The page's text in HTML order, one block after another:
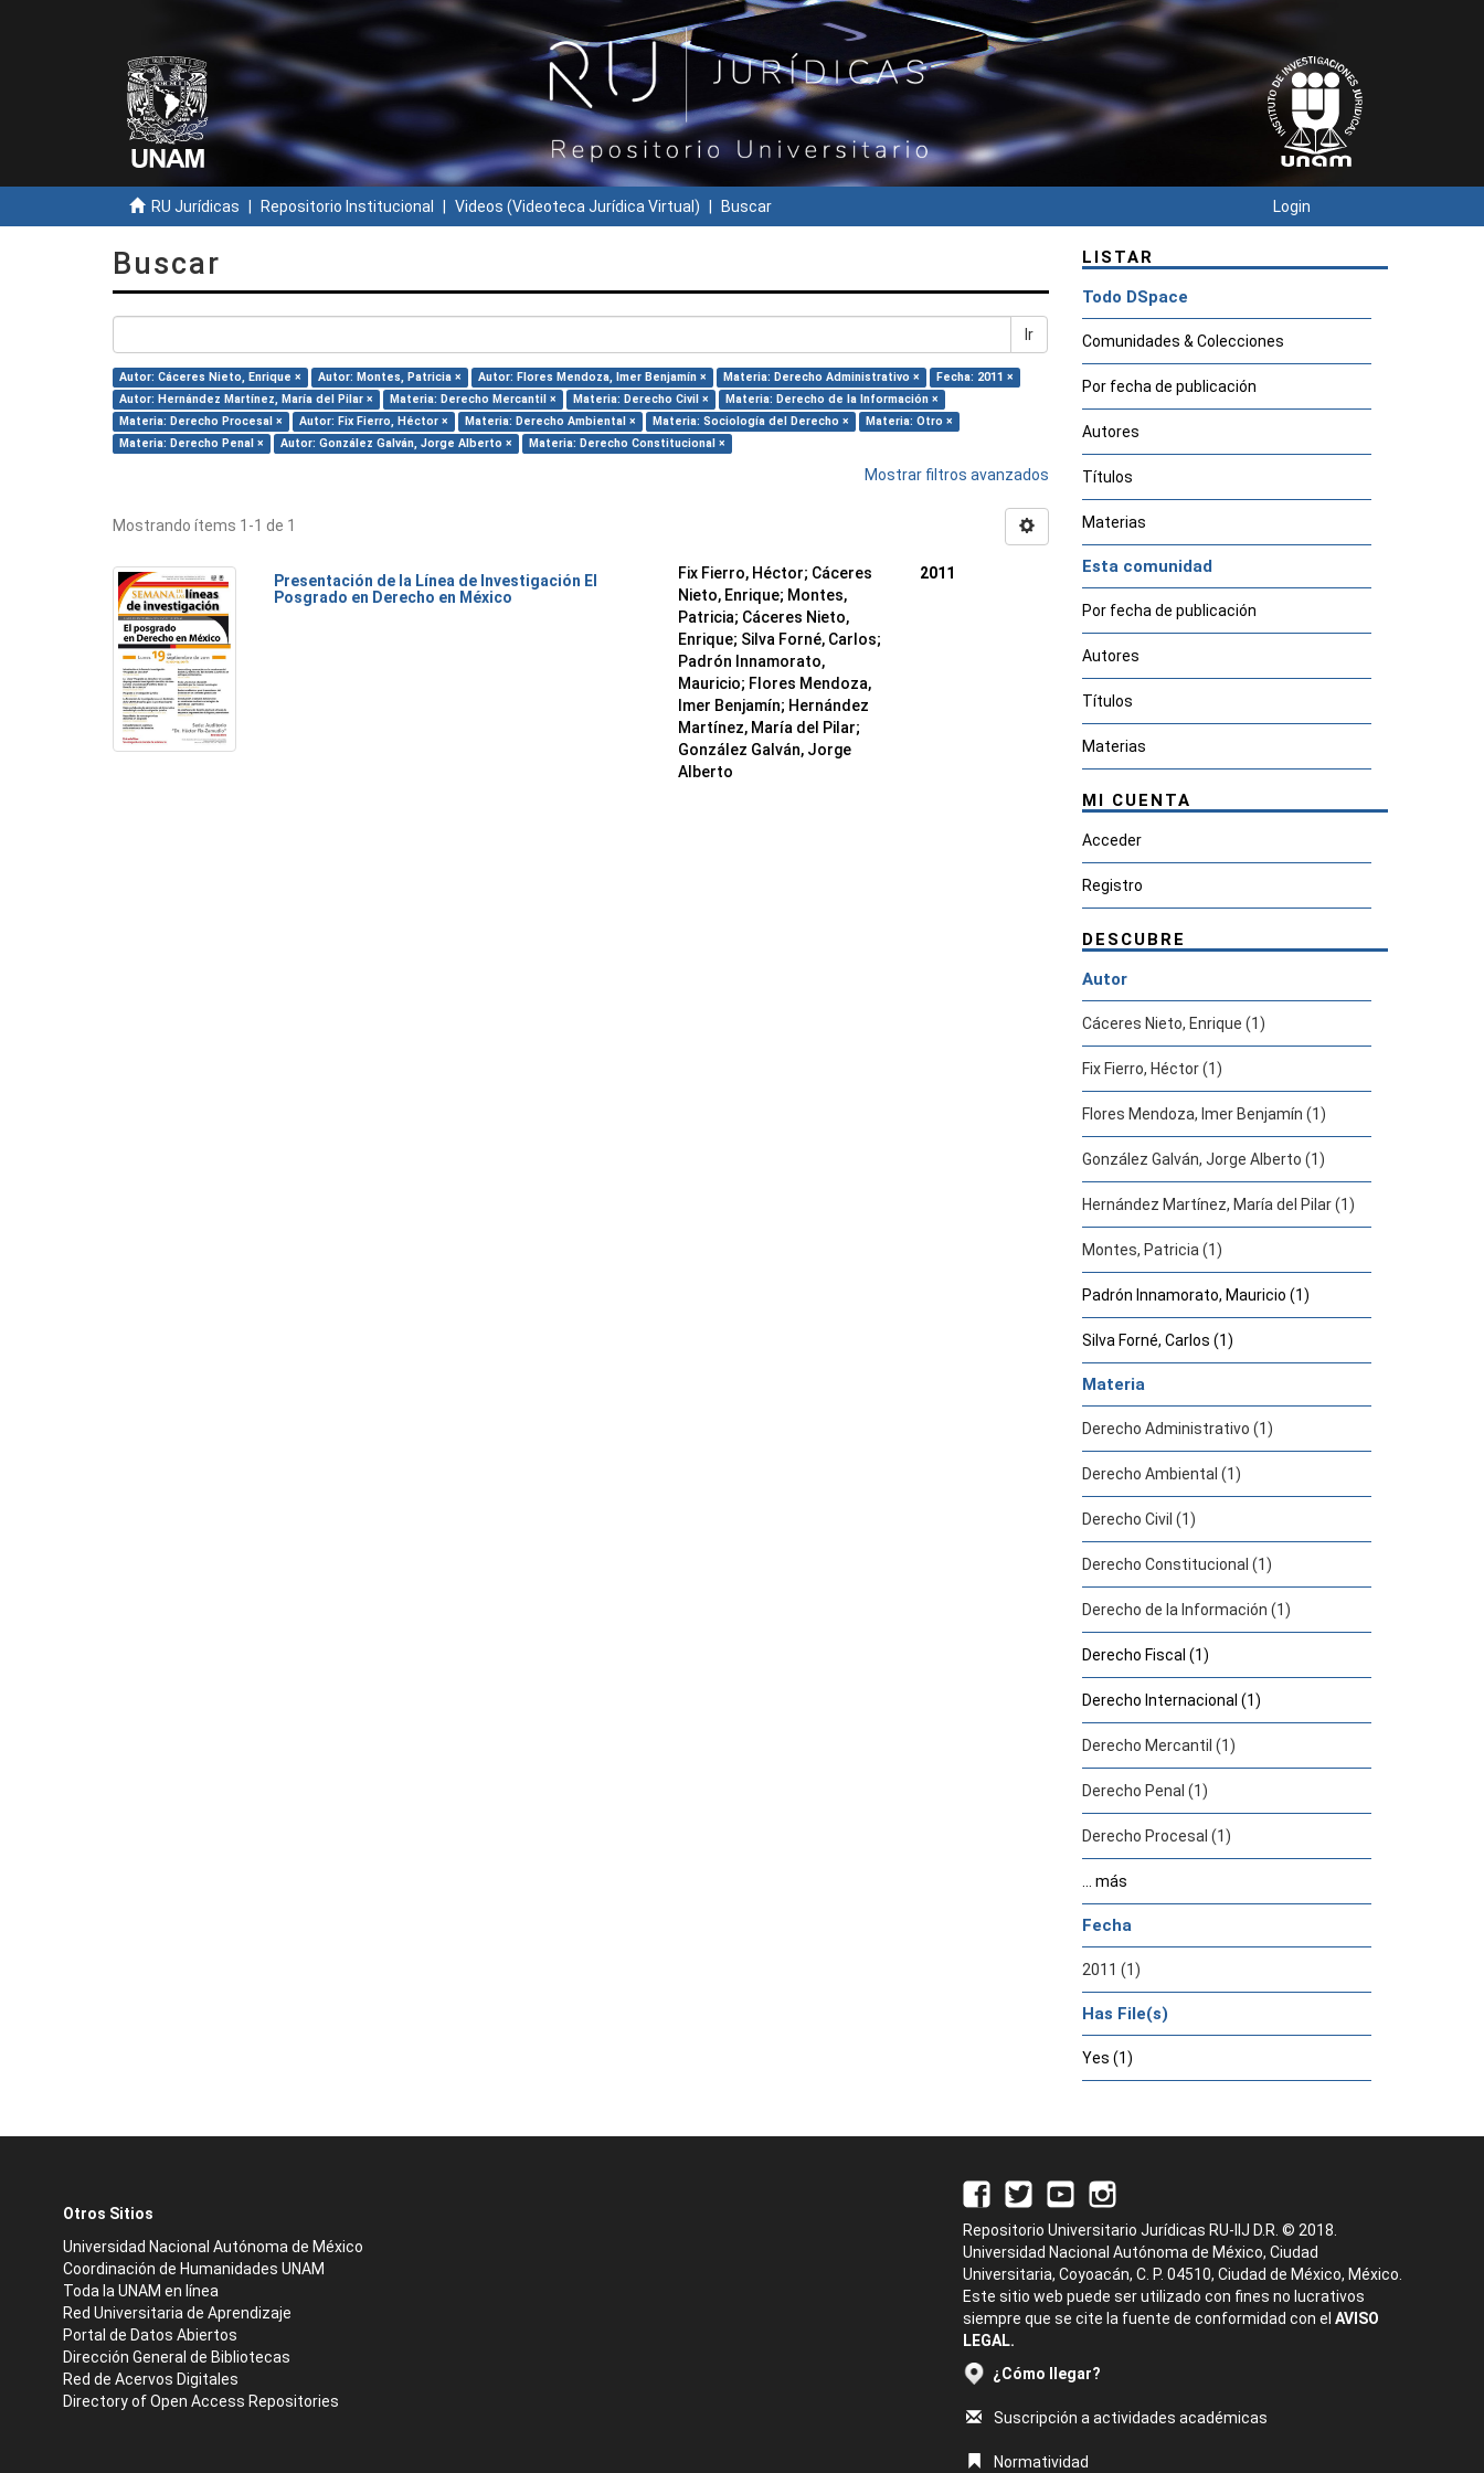
RU Jurídicas Repositorio Institucional Videos (Videoteca Jurídica Virtual) Buscar Login
Buscar
Ir
Autor: Cáceres Nieto, Enrique × Autor: Montes, Patricia × Autor: Flores Mendoza, Imer Benjamín × Materia: Derecho Administrativo ×
Fecha: 2011 ×
Autor: Hernández Martínez, María del Pilar ×
Materia: Derecho Mercantil × Materia: Derecho Civil ×
Materia: Derecho de la Información ×
Materia: Derecho Procesal ×
Autor: Fix Fierro, Héctor × Materia: Derecho Ambiental × Materia: Sociología del Derecho ×
Materia: Otro ×
Materia: Derecho Penal ×
Autor: González Galván, Jorge Alberto × Materia: Derecho Constitucional ×
Mostrar filtros avanzados
Mostrando ítems 1-1 de 1
Presentación de la Línea de Investigación El
Posgrado en Derecho en México
Fix Fierro, Héctor; Cáceres
Nieto, Enrique; Montes,
Patricia; Cáceres Nieto,
Enrique; Silva Forné, Carlos;
Padrón Innamorato,
Mauricio; Flores Mendoza,
Imer Benjamín; Hernández
Martínez, María del Pilar;
González Galván, Jorge
Alberto
2011
LISTAR
Todo DSpace
Comunidades & Colecciones
Por fecha de publicación
Autores
Títulos
Materias
Esta comunidad
Por fecha de publicación
Autores
Títulos
Materias
MI CUENTA
Acceder
Registro
DESCUBRE
Autor
Cáceres Nieto, Enrique (1)
Fix Fierro, Héctor (1)
Flores Mendoza, Imer Benjamín (1)
González Galván, Jorge Alberto (1)
Hernández Martínez, María del Pilar (1)
Montes, Patricia (1)
Padrón Innamorato, Mauricio (1)
Silva Forné, Carlos (1)
Materia
Derecho Administrativo (1)
Derecho Ambiental (1)
Derecho Civil (1)
Derecho Constitucional (1)
Derecho de la Información (1)
Derecho Fiscal (1)
Derecho Internacional (1)
Derecho Mercantil (1)
Derecho Penal (1)
Derecho Procesal (1)
... más
Fecha
2011 (1)
Has File(s)
Yes (1)
Otros Sitios
Universidad Nacional Autónoma de México
Coordinación de Humanidades UNAM
Toda la UNAM en línea
Red Universitaria de Aprendizaje
Portal de Datos Abiertos
Dirección General de Bibliotecas
Red de Acervos Digitales
Directory of Open Access Repositories
Repositorio Universitario Jurídicas RU-IIJ D.R. © 2018.
Universidad Nacional Autónoma de México, Ciudad
Universitaria, Coyoacán, C. P. 04510, Ciudad de México, México.
Este sitio web puede ser utilizado con fines no lucrativos
siempre que se cite la fuente de conformidad con el AVISO
LEGAL.
¿Cómo llegar?
Suscripción a actividades académicas
Normatividad